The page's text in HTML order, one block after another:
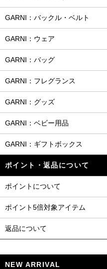
GARNI：バックル・ベルト
GARNI：ウェア
GARNI：バッグ
GARNI：フレグランス
GARNI：グッズ
GARNI：ベビー用品
GARNI：ギフトボックス
ポイント・返品について
ポイントについて
ポイント5倍対象アイテム
返品について
NEW ARRIVAL